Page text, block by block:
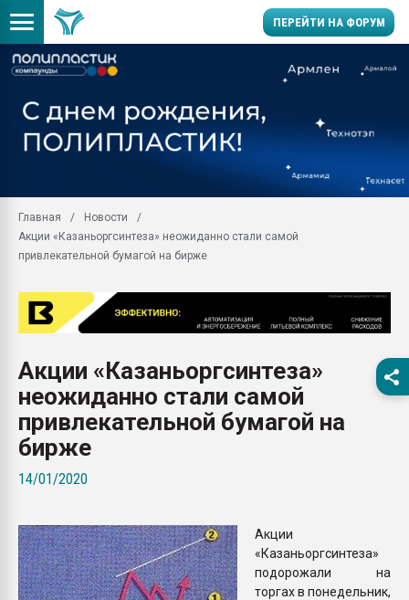
ПЕРЕЙТИ НА ФОРУМ
заводу пластмасс"
28.07.2026
первый план в
28.07.2026
ситуацией на
Всё, что касается
Главная
Новости
Акции «Казаньоргсинтеза» неожиданно стали самой
привлекательной бумагой на бирже
Акции «Казаньоргсинтеза»
неожиданно стали самой
привлекательной бумагой на
бирже
14/01/2020
Акции
«Казаньоргсинтеза»
подорожали на
торгах в понедельник,